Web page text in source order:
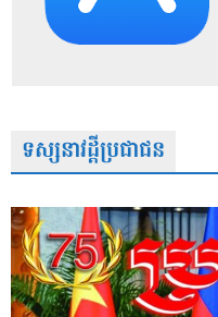
ទស្សនាវដ្តីប្រជាជន